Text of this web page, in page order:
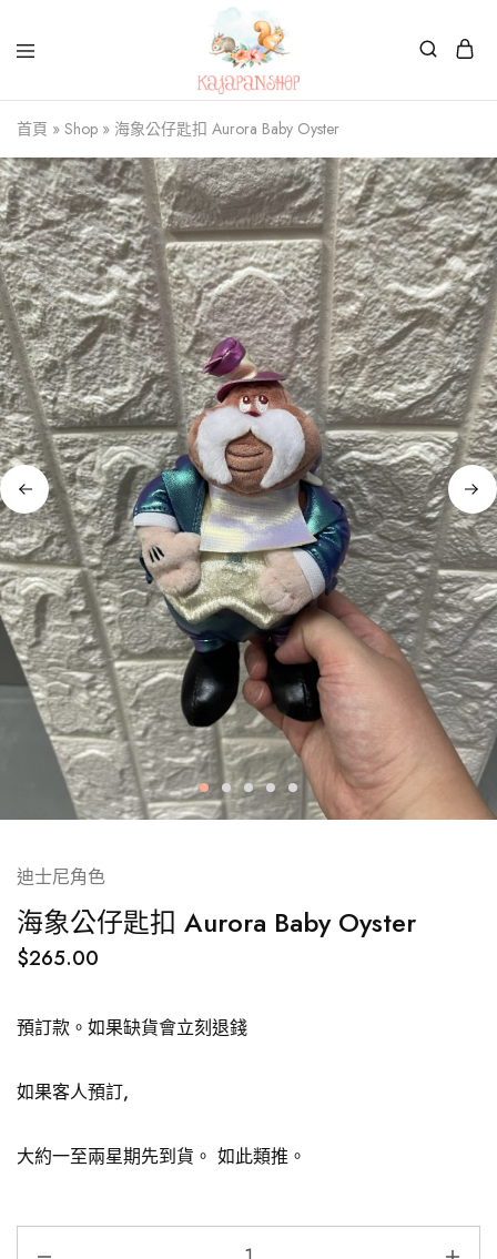
Kajapanshop
日
韓
百
貨
店
首頁 » Shop » 海象公仔匙扣 Aurora Baby Oyster
迪士尼角色
海象公仔匙扣 Aurora Baby Oyster
$265.00
預訂款。如果缺貨會立刻退錢
如果客人預訂,
大約一至兩星期先到貨。 如此類推。